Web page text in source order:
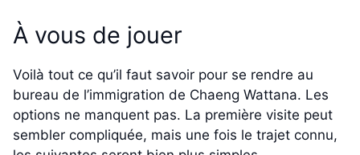
À vous de jouer
Voilà tout ce qu’il faut savoir pour se rendre au
bureau de l’immigration de Chaeng Wattana. Les
options ne manquent pas. La première visite peut
sembler compliquée, mais une fois le trajet connu,